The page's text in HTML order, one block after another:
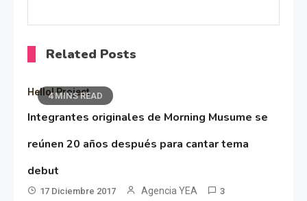
Related Posts
4 MINS READ
Hello! Project
Integrantes originales de Morning Musume se
reúnen 20 años después para cantar tema
debut
17 Diciembre 2017 Agencia YEA 3